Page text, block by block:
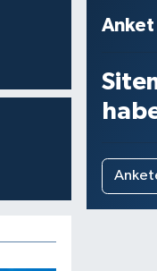
Anket